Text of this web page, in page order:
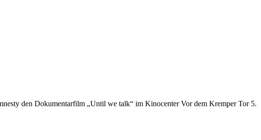
den Dokumentarfilm „Until we talk“ im Kinocenter Vor dem Kremper Tor 5.